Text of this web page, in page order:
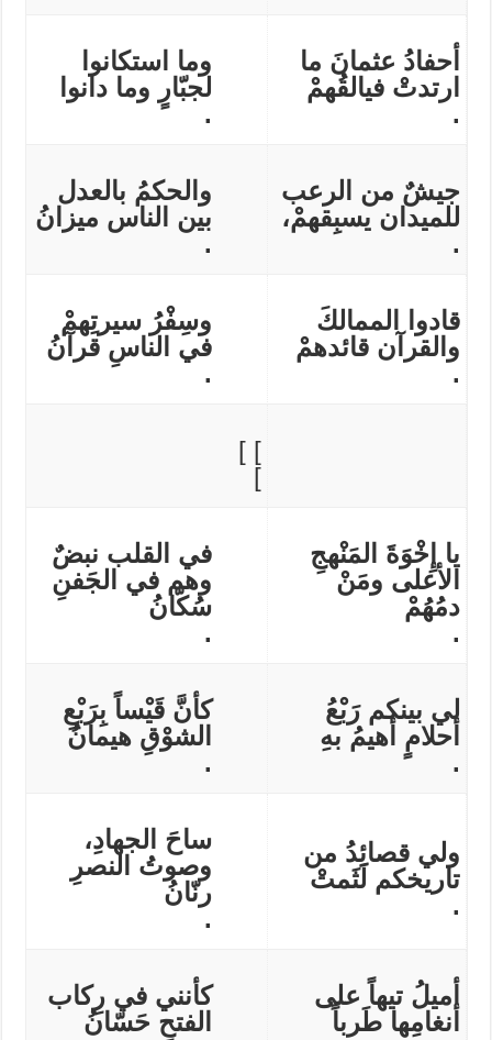
أحفادُ عثمانَ ما
ارتدتْ فيالقُهمْ
.
وما استكانوا
لجبّارٍ وما دانوا
.
جيشٌ من الرعب
للميدان يسبِقهمْ،
.
والحكمُ بالعدل
بين الناس ميزانُ
.
قادوا الممالكَ
والقرآن قائدهمْ
.
وسِفْرُ سيرتِهمْ
في الناسِ قرآنُ
.
] ]
]
يا إِخْوَةَ المَنْهجِ
الأعلى ومَنْ
دمُهُمْ
.
في القلب نبضٌ
وهم في الجَفنِ
سُكّانُ
.
لي بينكم رَبْعُ
أحلامٍ أهيمُ بهِ
.
كأنَّ قَيْساً بِرَبْعِ
الشوْقِ هيمانُ
.
ولي قصائِدُ من
تاريخكم لَثَمتْ
.
ساحَ الجهادِ،
وصوتُ النصرِ
رنّانُ
.
أميلُ تيهاً على
أنغامِها طَرباً
كأنني في رِكاب
الفتحِ حَسّانُ